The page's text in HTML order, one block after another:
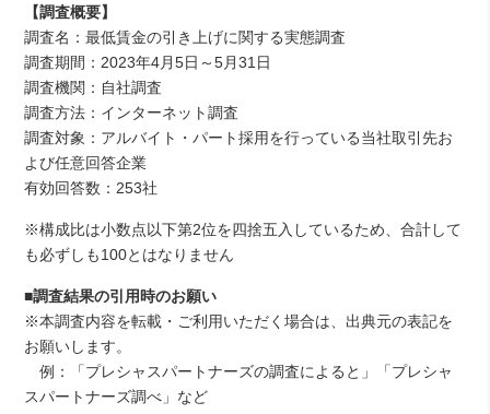
【調査概要】
調査名：最低賃金の引き上げに関する実態調査
調査期間：2023年4月5日～5月31日
調査機関：自社調査
調査方法：インターネット調査
調査対象：アルバイト・パート採用を行っている当社取引先お
よび任意回答企業
有効回答数：253社
※構成比は小数点以下第2位を四捨五入しているため、合計して
も必ずしも100とはなりません
■調査結果の引用時のお願い
※本調査内容を転載・ご利用いただく場合は、出典元の表記を
お願いします。
例：「プレシャスパートナーズの調査によると」「プレシャ
スパートナーズ調べ」など